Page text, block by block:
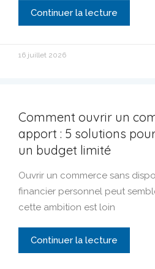
Continuer la lecture
16 juillet 2026
Comment ouvrir un
apport : 5 solutions
un budget limité
Ouvrir un commerce sans
financier personnel peut
cette ambition est loin
Continuer la lecture